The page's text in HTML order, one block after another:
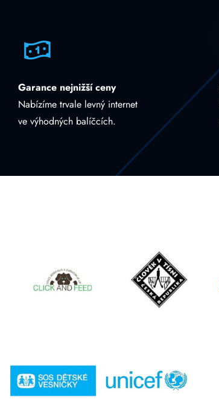
Garance nejnižší ceny
Nabízíme trvale levný internet
ve výhodných balíčcích.